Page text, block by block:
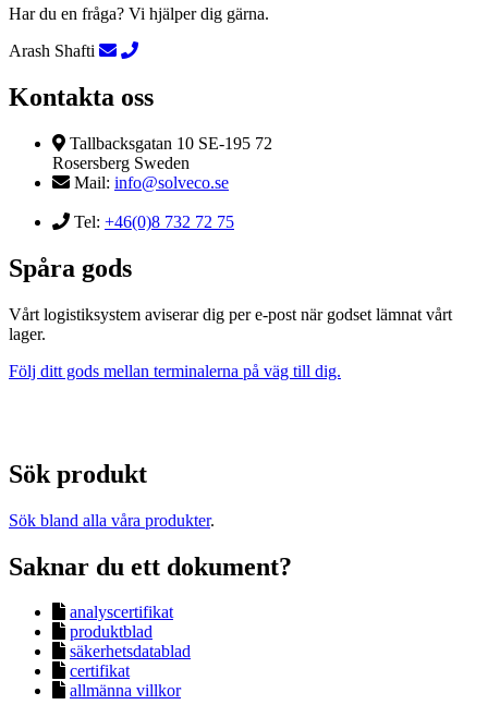
Har du en fråga? Vi hjälper dig gärna.
Arash Shafti
Kontakta oss
Tallbacksgatan 10 SE-195 72
Rosersberg Sweden
Mail: info@solveco.se
Tel: +46(0)8 732 72 75
Spåra gods
Vårt logistiksystem aviserar dig per e-post när godset lämnat vårt
lager.
Följ ditt gods mellan terminalerna på väg till dig.
Sök produkt
Sök bland alla våra produkter.
Saknar du ett dokument?
analyscertifikat
produktblad
säkerhetsdatablad
certifikat
allmänna villkor